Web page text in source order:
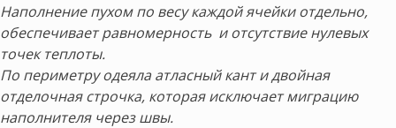
Наполнение пухом по весу каждой ячейки отдельно,
обеспечивает равномерность и отсутствие нулевых
точек теплоты.
По периметру одеяла атласный кант и двойная
отделочная строчка, которая исключает миграцию
наполнителя через швы.